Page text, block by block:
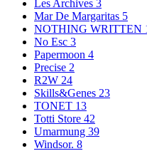
Les Archives 3
Mar De Margaritas 5
NOTHING WRITTEN
No Esc 3
Papermoon 4
Precise 2
R2W 24
Skills&Genes 23
TONET 13
Totti Store 42
Umarmung 39
Windsor. 8